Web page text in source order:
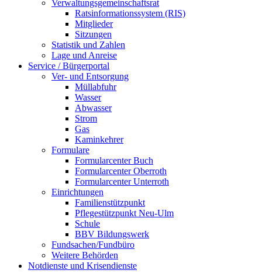
Verwaltungsgemeinschaftsrat
Ratsinformationssystem (RIS)
Mitglieder
Sitzungen
Statistik und Zahlen
Lage und Anreise
Service / Bürgerportal
Ver- und Entsorgung
Müllabfuhr
Wasser
Abwasser
Strom
Gas
Kaminkehrer
Formulare
Formularcenter Buch
Formularcenter Oberroth
Formularcenter Unterroth
Einrichtungen
Familienstützpunkt
Pflegestützpunkt Neu-Ulm
Schule
BBV Bildungswerk
Fundsachen/Fundbüro
Weitere Behörden
Notdienste und Krisendienste